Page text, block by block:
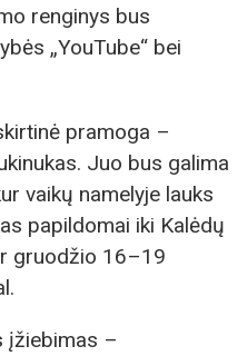
renginys bus
„YouTube“ bei
pramoga –
Juo bus galima
vaikų namelyje lauks
papildomai iki Kalėdų
gruodžio 16–19
įžiebimas –